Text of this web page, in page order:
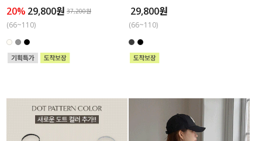
20% 29,800원 37,200원
(66~110)
29,800원
(66~110)